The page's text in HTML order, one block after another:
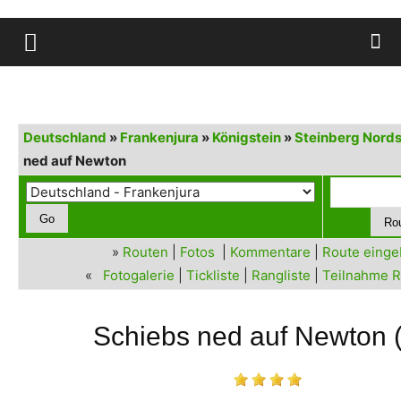
Deutschland » Frankenjura » Königstein »Steinberg
ned auf Newton
» Routen Fotos Kommentare
Route
« Fotogalerie Tickliste Rangliste Teilnahme
Schiebs ned auf Newton